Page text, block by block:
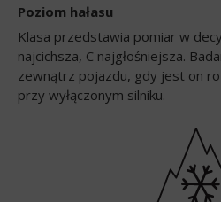
Poziom hałasu
Klasa przedstawia pomiar w
najcichsza, C najgłośniejsza.
zewnątrz pojazdu, gdy jest on
przy wyłączonym silniku.